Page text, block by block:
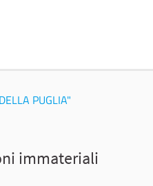
PUGLIA"
immateriali